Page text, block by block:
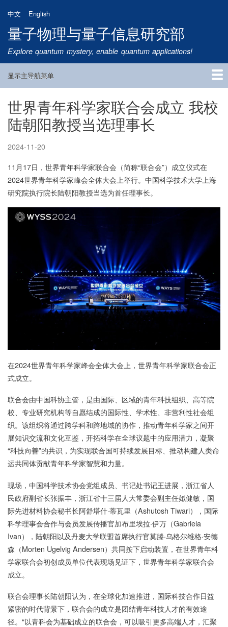
到
主
要
内
中文 English
量子物理与量子信息研究部
Explore quantum mystery, enable quantum applications!
Main
显示主导航菜单
首页
研究方向
量子卫星
团队成员
新闻动态
研究进展
学术报告
论文发表
公告通知
招生信息
相关链接
世界青年科学家联合会成立 我校
陆朝阳教授当选理事长
2024-11-20
11月17日，世界青年科学家联合会（简称“联合会”）成立仪式在
2024世界青年科学家峰会全体大会上举行。中国科学技术大学上海
研究院执行院长陆朝阳教授当选为首任理事长。
在2024世界青年科学家峰会全体大会上，世界青年科学家联合会正
式成立。
联合会由中国科协主管，是由国际、区域的青年科技组织、高等院
校、专业研究机构等自愿结成的国际性、学术性、非营利性社会组
织。该组织将通过跨学科和跨地域的协作，推动青年科学家之间开
展知识交流和文化互鉴，开拓科学在全球议题中的应用潜力，凝聚
“科技向善”的共识，为实现联合国可持续发展目标、推动构建人类命
运共同体贡献青年科学家智慧和力量。
现场，中国科学技术协会党组成员、书记处书记王进展，浙江省人
民政府副省长张振丰，浙江省十三届人大常委会副主任姒健敏，国
际先进材料协会秘书长阿舒塔什·蒂瓦里（Ashutosh Tiwari），国际
科学理事会合作与会员发展传播官加布里埃拉·伊万（Gabriela
Ivan），陆朝阳以及丹麦大学联盟首席执行官莫滕·乌格尔维格·安德
森（Morten Ugelvig Andersen）共同按下启动装置，在世界青年科
学家联合会初创成员单位代表现场见证下，世界青年科学家联合会
成立。
联合会理事长陆朝阳认为，在全球化加速推进，国际科技合作日益
紧密的时代背景下，联合会的成立是团结青年科技人才的有效途
径。“以青科会为基础成立的联合会，可以吸引更多高端人才，汇聚